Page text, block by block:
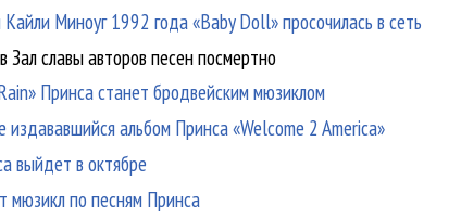
Миноуг 1992 года «Baby Doll» просочилась в сеть
Зал славы авторов песен посмертно
Принса станет бродвейским мюзиклом
альбом Принса «Welcome 2 America»
выйдет в октябре
мюзикл по песням Принса